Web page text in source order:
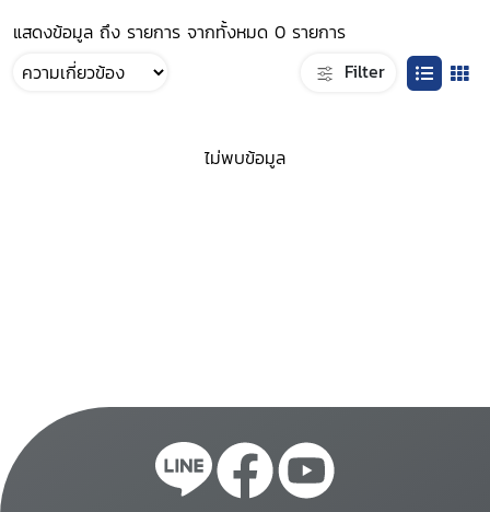
แสดงข้อมูล ถึง รายการ จากทั้งหมด 0 รายการ
Filter
ไม่พบข้อมูล